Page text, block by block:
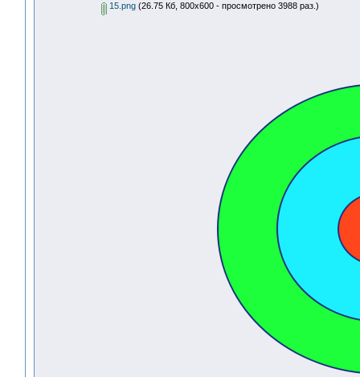
15.png (26.75 Кб, 800x600 - просмотрено 3988 раз.)